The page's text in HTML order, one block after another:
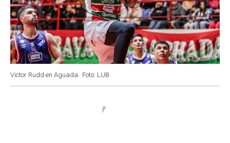
Victor Rudd en Aguada. Foto: LUB